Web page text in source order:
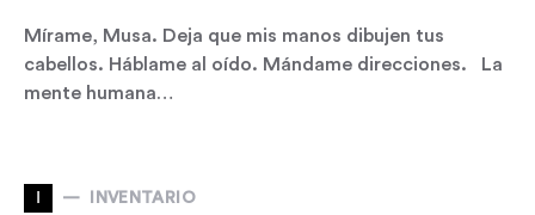
Mírame, Musa. Deja que mis manos dibujen tus
cabellos. Háblame al oído. Mándame direcciones. La
mente humana…
I INVENTARIO